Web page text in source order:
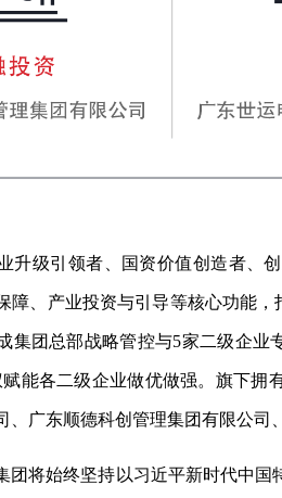
升级引领者、国资价值创造者、
障、产业投资与引导等核心功能
集团总部战略管控与5家二级企业
能各二级企业做优做强。旗下拥
、广东顺德科创管理集团有限公司
团将始终坚持以习近平新时代中